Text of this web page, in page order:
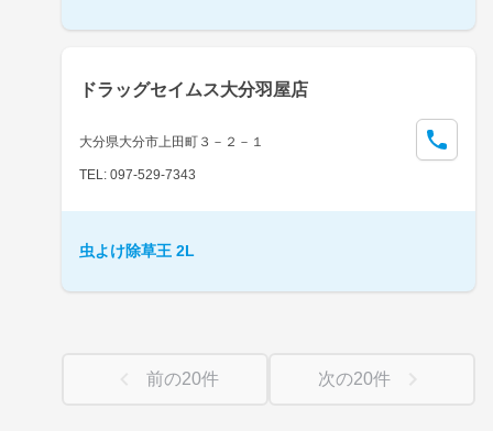
ドラッグセイムス大分羽屋店
大分県大分市上田町３－２－１
TEL: 097-529-7343
虫よけ除草王 2L
前の20件 次の20件